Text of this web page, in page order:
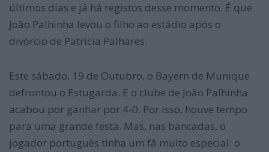
últimos dias e já há registos desse momento. É que
João Palhinha levou o filho ao estádio após o
divórcio de Patrícia Palhares.
Este sábado, 19 de Outubro, o Bayern de Munique
defrontou o Estugarda. E o clube de João Palhinha
acabou por ganhar por 4-0. Por isso, houve tempo
para uma grande festa. Mas, nas bancadas, o
jogador português tinha um fã muito especial: o